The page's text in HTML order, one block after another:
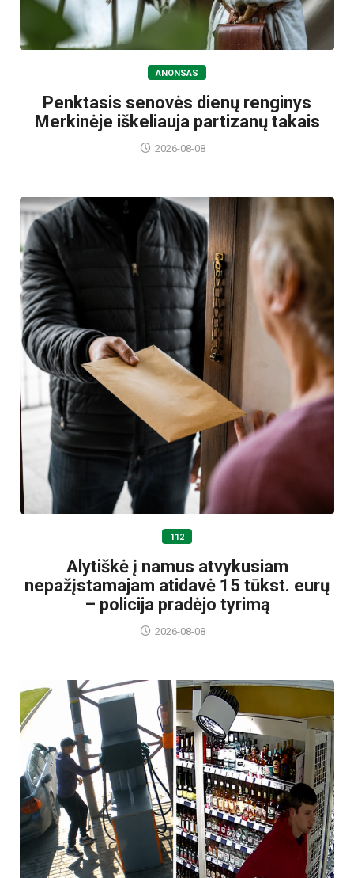
ANONSAS
Penktasis senovės dienų renginys
Merkinėje iškeliauja partizanų takais
2026-08-08
112
Alytiškė į namus atvykusiam
nepažįstamajam atidavė 15 tūkst. eurų
– policija pradėjo tyrimą
2026-08-08